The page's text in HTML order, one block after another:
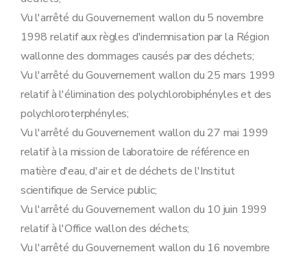
Chapitre XXXIX
Art. 77
Chapitre XL Modifications de l'arrêté du Gouvernement wallon du 5 décembre 2008 déterminant les conditions sectorielles relatives aux installations de regroupement ou de tri de déchets de classe B1
Art. 78
Chapitre XLI Modifications de l'arrêté du Gouvernement wallon du 23 septembre 2010 instaurant une obligation de reprise de certains déchets
Art. 79
Art. 80
Art. 81
Art. 82
Art. 83
Art. 84
Chapitre XLII Modifications de l'arrêté du Gouvernement wallon du 3 avril 2014 relatif à l'agrément et à l'octroi de subventions aux associations sans but lucratif et aux sociétés à finalité sociale actives dans le secteur de la réutilisation et de la préparation en vue de la réutilisation
Art. 85
Art. 86
Art. 87
Art. 88
Art. 89
Art. 90
Art. 91
Vu l'arrêté du Gouvernement wallon du 5 novembre
1998 relatif aux règles d'indemnisation par la Région
wallonne des dommages causés par des déchets;
Vu l'arrêté du Gouvernement wallon du 25 mars 1999
relatif à l'élimination des polychlorobiphényles et des
polychloroterphényles;
Vu l'arrêté du Gouvernement wallon du 27 mai 1999
relatif à la mission de laboratoire de référence en
matière d'eau, d'air et de déchets de l'Institut
scientifique de Service public;
Vu l'arrêté du Gouvernement wallon du 10 juin 1999
relatif à l'Office wallon des déchets;
Vu l'arrêté du Gouvernement wallon du 16 novembre